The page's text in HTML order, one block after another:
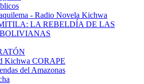
- Radio Novela Kichwa
LA REBELDÍA DE LAS
Kichwa CORAPE
del Amazonas